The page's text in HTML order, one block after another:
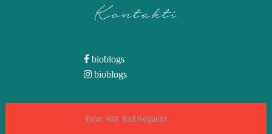
Kontakti
bioblogs
bioblogs
Error: 400: Bad Request